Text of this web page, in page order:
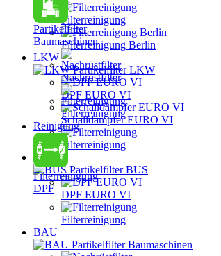
Partikelfilter
Baumaschinen
Nachrüstfilter
Filterreinigung
Reinigung
Filterreinigung
DPF
Filterreinigung
Filterreinigung Berlin
LKW
Partikelfilter LKW
DPF EURO VI
Schalldämpfer EURO VI
Filterreinigung
BUS
Partikelfilter BUS
DPF EURO VI
Filterreinigung
BAU
Partikelfilter Baumaschinen